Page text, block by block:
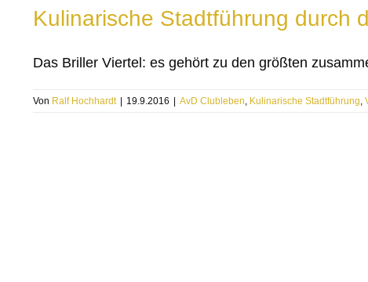
Kulinarische Stadtführung durch
Das Briller Viertel: es gehört zu den größten
Von Ralf Hochhardt 19.9.2016 AvD Clubleben, Kulinarische Stadtführung,